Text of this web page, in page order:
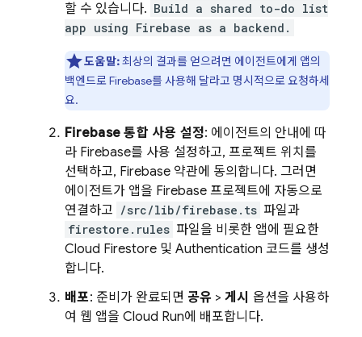
할 수 있습니다. Build a shared to-do list
app using Firebase as a backend.
도움말:최상의 결과를 얻으려면 에이전트에게 앱의
백엔드로 Firebase를 사용해 달라고 명시적으로 요청하세
요.
Firebase 통합 사용 설정: 에이전트의 안내에 따
라 Firebase를 사용 설정하고, 프로젝트 위치를
선택하고, Firebase 약관에 동의합니다. 그러면
에이전트가 앱을 Firebase 프로젝트에 자동으로
연결하고 /src/lib/firebase.ts 파일과
firestore.rules 파일을 비롯한 앱에 필요한
Cloud Firestore 및 Authentication 코드를 생성
합니다.
배포: 준비가 완료되면 공유 > 게시 옵션을 사용하
여 웹 앱을 Cloud Run에 배포합니다.